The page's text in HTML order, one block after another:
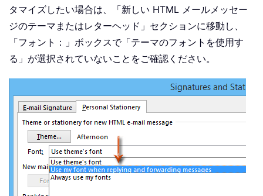
タマイズしたい場合は、「新しい HTML メールメッセー
ジのテーマまたはレターヘッド」セクションに移動し、
「フォント：」ボックスで「テーマのフォントを使用す
る」が選択されていないことをご確認ください。